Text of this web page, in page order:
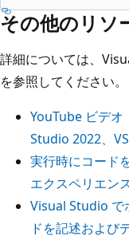
その他のリソ
詳細については、
を参照してください。
YouTube ビデオ
Studio 2022、
実行時にコード
エクスペリエン
Visual Studio で
ドを記述および